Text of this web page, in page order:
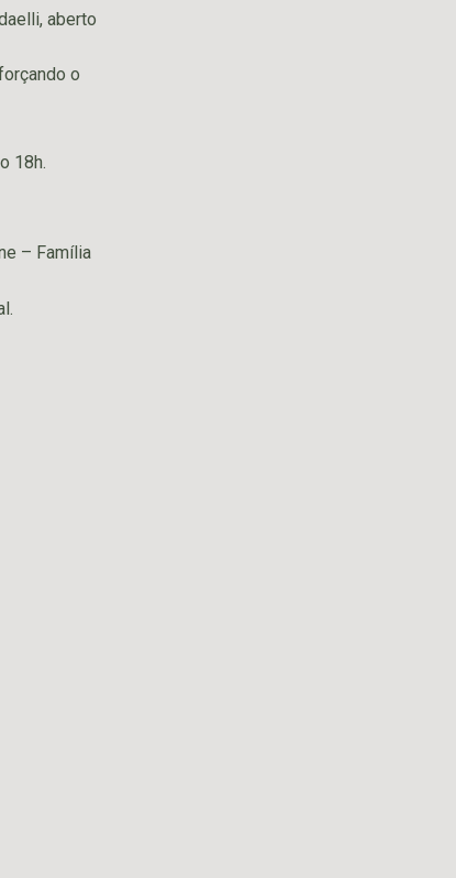
aberto
o
18h.
– Família